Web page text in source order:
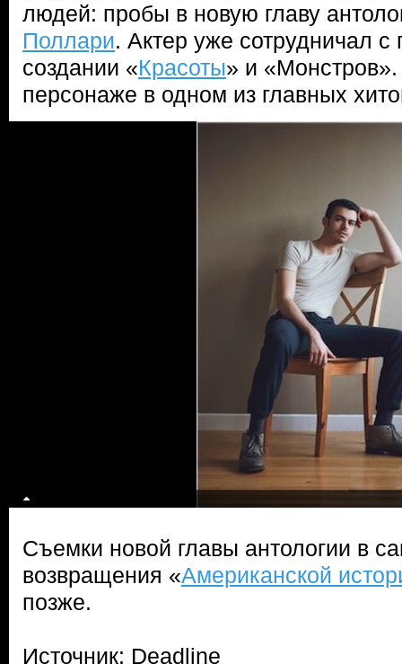
людей: пробы в новую главу
Поллари. Актер уже сотрудничал
создании «Красоты» и
персонаже в одном из главных
Съемки новой главы антологии в
возвращения «Американской
позже.
Источник: Deadline